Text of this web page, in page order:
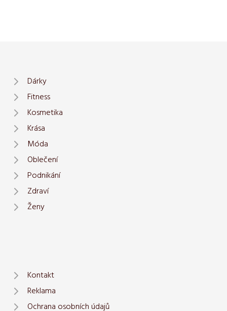
Dárky
Fitness
Kosmetika
Krása
Móda
Oblečení
Podnikání
Zdraví
Ženy
Kontakt
Reklama
Ochrana osobních údajů